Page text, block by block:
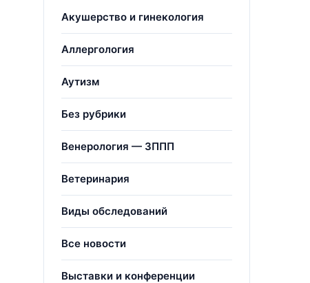
Акушерство и гинекология
Аллергология
Аутизм
Без рубрики
Венерология — ЗППП
Ветеринария
Виды обследований
Все новости
Выставки и конференции